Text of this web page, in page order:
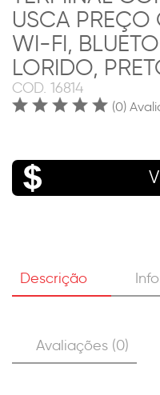
USCA PREÇO
WI-FI,
LORIDO,
COD. 16814
(0)
Descrição
Avaliações (0)